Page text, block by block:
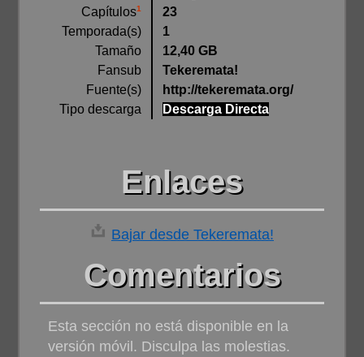
Capítulos1
23
Temporada(s)
1
Tamaño
12,40 GB
Fansub
Tekeremata!
Fuente(s)
http://tekeremata.org/
Tipo descarga
Descarga Directa
Enlaces
Bajar desde Tekeremata!
Comentarios
Esta sección no está disponible en la
versión móvil. Disculpa las molestias.